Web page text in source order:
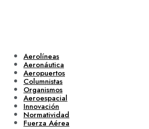
Aerolíneas
Aeronáutica
Aeropuertos
Columnistas
Organismos
Aeroespacial
Innovación
Normatividad
Fuerza Aérea